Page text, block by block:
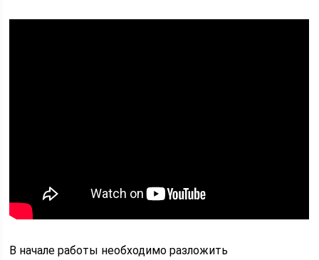
В начале работы необходимо разложить